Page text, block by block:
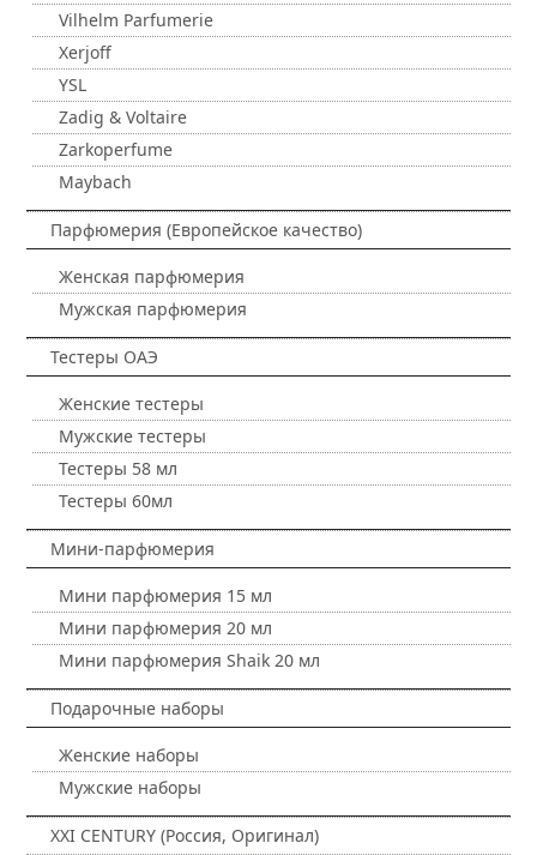
Vilhelm Parfumerie
Xerjoff
YSL
Zadig & Voltaire
Zarkoperfume
Maybach
Парфюмерия (Европейское качество)
Женская парфюмерия
Мужская парфюмерия
Тестеры ОАЭ
Женские тестеры
Мужские тестеры
Тестеры 58 мл
Тестеры 60мл
Мини-парфюмерия
Мини парфюмерия 15 мл
Мини парфюмерия 20 мл
Мини парфюмерия Shaik 20 мл
Подарочные наборы
Женские наборы
Мужские наборы
XXI CENTURY (Россия, Оригинал)